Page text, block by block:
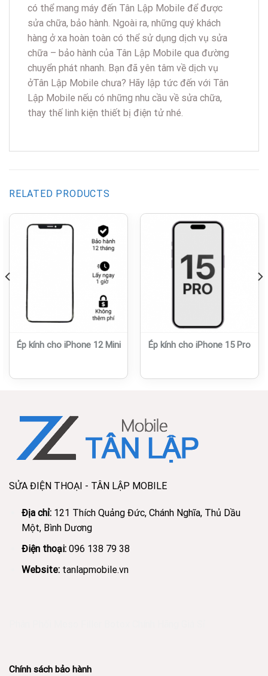
có thể mang máy đến Tân Lập Mobile để được
sửa chữa, bảo hành. Ngoài ra, những quý khách
hàng ở xa hoàn toàn có thể sử dụng dịch vụ sửa
chữa – bảo hành của Tân Lập Mobile qua đường
chuyển phát nhanh. Bạn đã yên tâm về dịch vụ
ởTân Lập Mobile chưa? Hãy lập tức đến với Tân
Lập Mobile nếu có những nhu cầu về sửa chữa,
thay thế linh kiện thiết bị điện tử nhé.
RELATED PRODUCTS
Ép kính cho iPhone 12 Mini Ép kính cho iPhone 15 Pro
SỬA ĐIỆN THOẠI - TÂN LẬP MOBILE
Địa chỉ: 121 Thích Quảng Đức, Chánh Nghĩa, Thủ Dầu
Một, Bình Dương
Điện thoại: 096 138 79 38
Website: tanlapmobile.vn
Chính sách bảo hành